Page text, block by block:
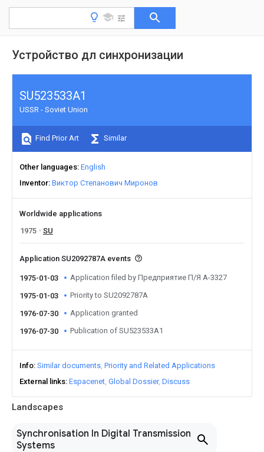
Устройство дл синхронизации
Landscapes
Synchronisation In Digital Transmission
Systems
SU523533A1
USSR - Soviet Union
Find Prior Art Similar
Other languages English
Inventor Виктор Степанович Миронов
Worldwide applications
1975
SU
Application SU2092787A events
1975-01-03 Application filed by Предприятие П/Я А-3327
1975-01-03 Priority to SU2092787A
1976-07-30 Application granted
1976-07-30 Publication of SU523533A1
Info Similar documents Priority and Related Applications
External links Espacenet Global Dossier Discuss